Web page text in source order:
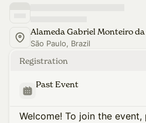
Alameda Gabriel Monteiro da
São Paulo, Brazil
Registration
Past Event
Welcome! To join the